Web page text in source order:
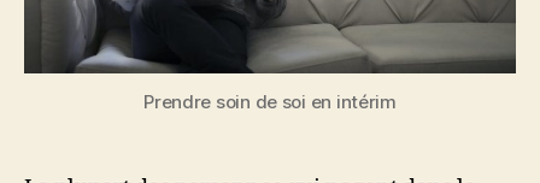
Prendre soin de soi en intérim